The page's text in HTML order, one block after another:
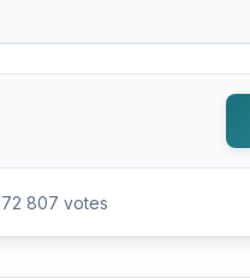
72 807 votes